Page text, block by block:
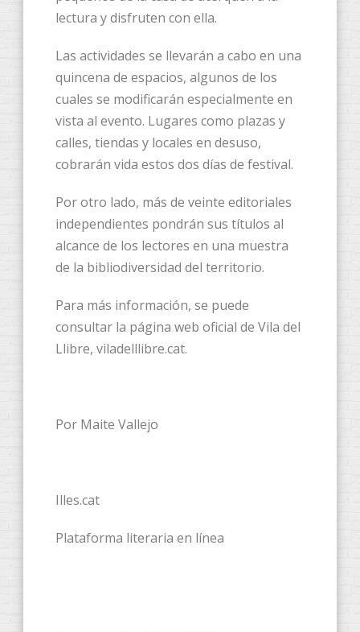
lectura y disfruten con ella.
Las actividades se llevarán a cabo en una
quincena de espacios, algunos de los
cuales se modificarán especialmente en
vista al evento. Lugares como plazas y
calles, tiendas y locales en desuso,
cobrarán vida estos dos días de festival.
Por otro lado, más de veinte editoriales
independientes pondrán sus títulos al
alcance de los lectores en una muestra
de la bibliodiversidad del territorio.
Para más información, se puede
consultar la página web oficial de Vila del
Llibre, viladelllibre.cat.
Por Maite Vallejo
Illes.cat
Plataforma literaria en línea